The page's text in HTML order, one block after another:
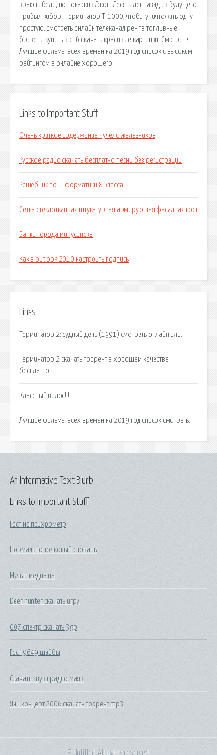
краю гибели, но пока жив Джон. Десять лет назад из будущего
прибыл киборг-терминатор Т-1000, чтобы уничтожить одну
простую. смотреть онлайн телеканал рен тв топливные
брикеты купить в спб скачать красивые картинки. Смотрите
Лучшие фильмы всех времен на 2019 год список с высоким
рейтингом в онлайне хорошего.
Links to Important Stuff
Очень краткое содержание чучело железников
Русское радио скачать бесплатно песни без регистрации
Решебник по информатики 8 класса
Сетка стеклотканная штукатурная армирующая фасадная гост
Банки города минусинска
Как в outlook 2010 настроить подпись
Links
Терминатор 2: судный день (1991) смотреть онлайн или.
Терминатор 2 скачать торрент в хорошем качестве
бесплатно.
Классный видос!!!.
Лучшие фильмы всех времен на 2019 год список смотреть.
Links to Important Stuff
Гост на психрометр
Нормально толковый словарь
Мультимедиа на
Deer hunter скачать игру
007 спектр скачать 3gp
Гост 9649 шайбы
Скачать звуки радио маяк
Яни концерт 2006 скачать торрент mp3
An Informative Text Blurb
© Untitled. All rights reserved.